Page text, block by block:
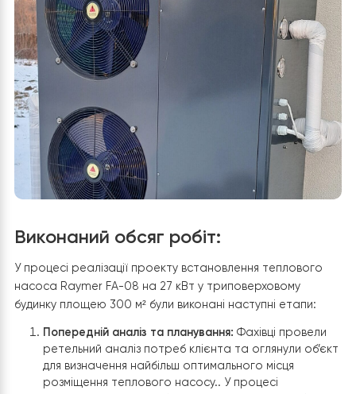
Raymer FA-08 на 27 кВт (моноблок)
із підключенням
Цей тепловий насос здатний забезпечувати необхідну
кількість тепла для будинку з такою площею, при цьому
суттєво знижуючи витрати на електроенергію.